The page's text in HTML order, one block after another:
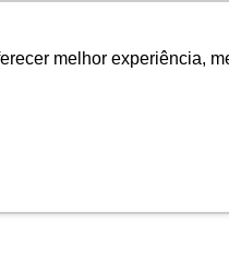
melhor experiência,